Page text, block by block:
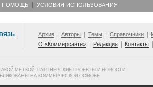
ПОМОЩЬ УСЛОВИЯ ИСПОЛЬЗОВАНИЯ
Архив Авторы Темы Справочники
О «Коммерсанте»
Редакция Контакты
МЕТКОЙ, ПАРТНЕРСКИЕ ПРОЕКТЫ И НОВОСТИ
НА КОММЕРЧЕСКОЙ ОСНОВЕ